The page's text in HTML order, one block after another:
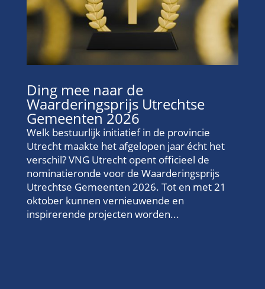
Ding mee naar de
Waarderingsprijs Utrechtse
Gemeenten 2026
Welk bestuurlijk initiatief in de provincie
Utrecht maakte het afgelopen jaar écht het
verschil? VNG Utrecht opent officieel de
nominatieronde voor de Waarderingsprijs
Utrechtse Gemeenten 2026. Tot en met 21
oktober kunnen vernieuwende en
inspirerende projecten worden...